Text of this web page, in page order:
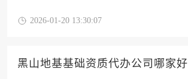
水平与长期协作价值。
2026-01-20 13:30:07
黑山地基基础资质代办公司哪家好